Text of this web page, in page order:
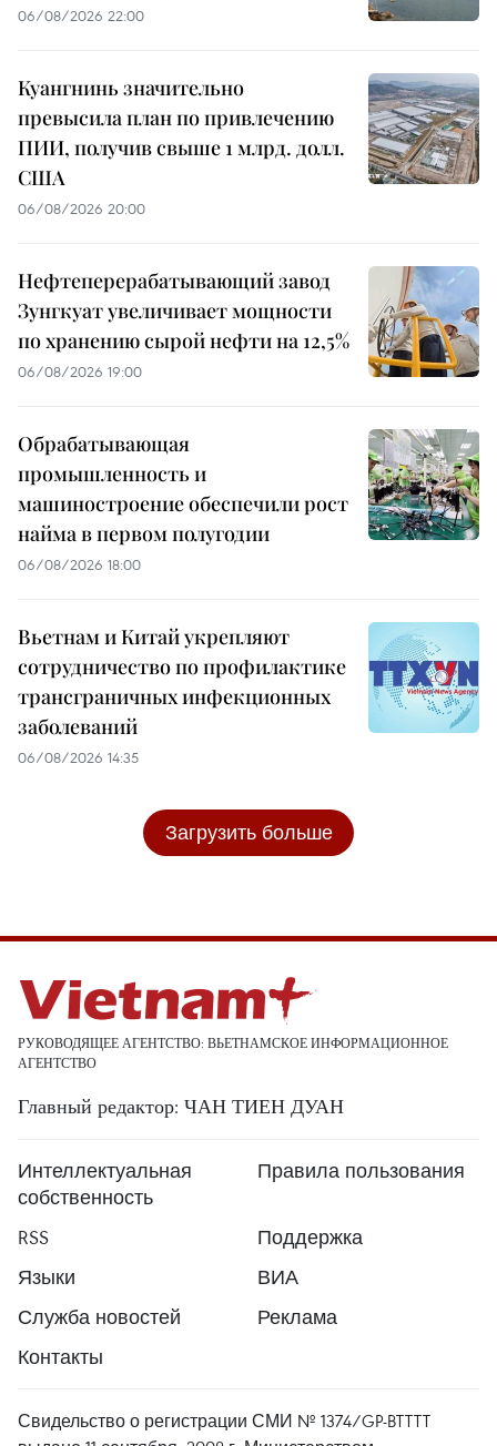
06/08/2026 22:00
Куангнинь значительно
превысила план по привлечению
ПИИ, получив свыше 1 млрд. долл.
США
06/08/2026 20:00
Нефтеперерабатывающий завод
Зунгкуат увеличивает мощности
по хранению сырой нефти на 12,5%
06/08/2026 19:00
Обрабатывающая
промышленность и
машиностроение обеспечили рост
найма в первом полугодии
06/08/2026 18:00
Вьетнам и Китай укрепляют
сотрудничество по профилактике
трансграничных инфекционных
заболеваний
06/08/2026 14:35
Загрузить больше
РУКОВОДЯЩЕЕ АГЕНТСТВО: ВЬЕТНАМСКОЕ ИНФОРМАЦИОННОЕ
АГЕНТСТВО
Главный редактор: ЧАН ТИЕН ДУАН
Интеллектуальная
собственность
Правила пользования
RSS
Поддержка
Языки
ВИА
Служба новостей
Реклама
Контакты
Свидельство о регистрации СМИ № 1374/GP-BTTTT